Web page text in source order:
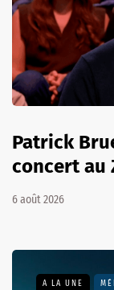
Patrick
concert au
6 août 2026
A LA UNE